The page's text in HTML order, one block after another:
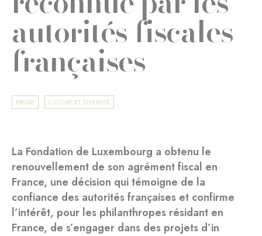
autorités fiscales
françaises
PRESSE CULTURE ET DIVERSITÉ
La Fondation de Luxembourg a obtenu le
renouvellement de son agrément fiscal en
France, une décision qui témoigne de la
confiance des autorités françaises et confirme
l’intérêt, pour les philanthropes résidant en
France, de s’engager dans des projets d’in